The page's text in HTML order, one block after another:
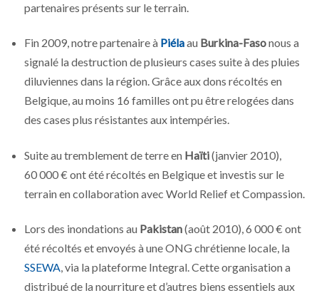
partenaires présents sur le terrain.
Fin 2009, notre partenaire à PiélaauBurkina-Fasonous a
signalé la destruction de plusieurs cases suite à des pluies
diluviennes dans la région. Grâce aux dons récoltés en
Belgique, au moins 16 familles ont pu être relogées dans
des cases plus résistantes aux intempéries.
Suite au tremblement de terre en Haïti(janvier 2010),
60 000 € ont été récoltés en Belgique et investis sur le
terrain en collaboration avec World Relief et Compassion.
Lors des inondations au Pakistan(août 2010), 6 000 € ont
été récoltés et envoyés à une ONG chrétienne locale, la
SSEWA, via la plateforme Integral. Cette organisation a
distribué de la nourriture et d’autres biens essentiels aux